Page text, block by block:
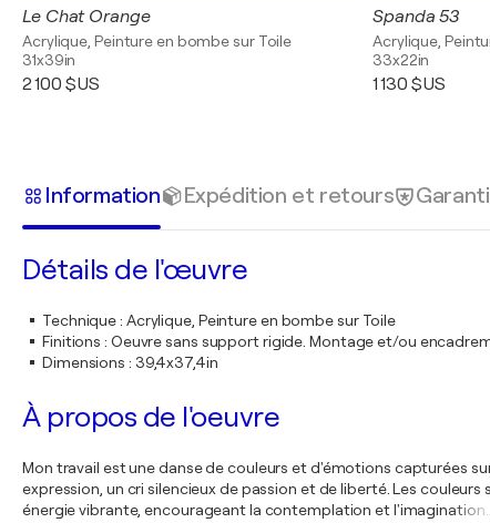
Le Chat Orange
Acrylique, Peinture en bombe sur Toile
31x39in
2 100 $US
Spanda 53
Acrylique,
33x22in
1 130 $US
Information Expédition et retours
Détails de l'œuvre
Technique: Acrylique, Peinture en bombe sur Toile
Finitions : Oeuvre sans support rigide. Montage et/ou
Dimensions : 39,4x37,4in
À propos de l'oeuvre
Mon travail est une danse de couleurs et d'émotions capturées
expression, un cri silencieux de passion et de liberté. Les
énergie vibrante, encourageant la contemplation et l'imagination